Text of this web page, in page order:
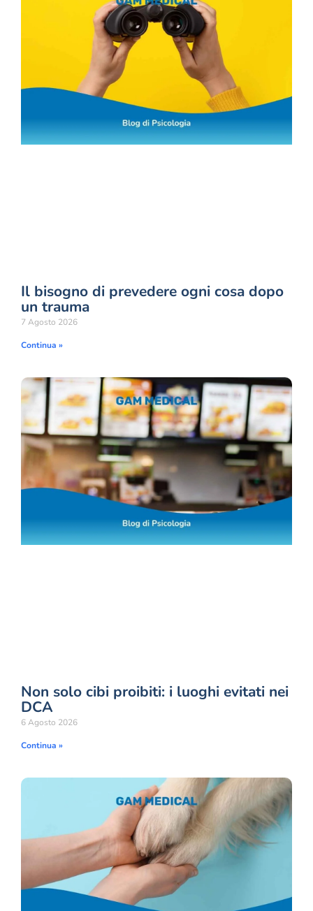
Il bisogno di prevedere ogni cosa dopo
un trauma
7 Agosto 2026
Continua »
Non solo cibi proibiti: i luoghi evitati nei
DCA
6 Agosto 2026
Continua »